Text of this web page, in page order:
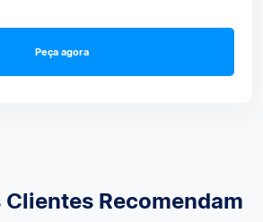
Peça agora
Clientes Recomendam